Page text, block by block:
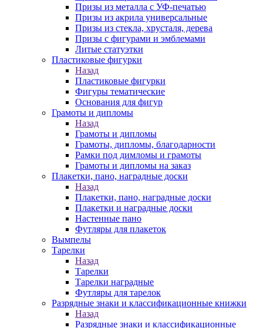
Призы из металла с УФ-печатью
Призы из акрила универсальные
Призы из стекла, хрусталя, дерева
Призы с фигурами и эмблемами
Литые статуэтки
Пластиковые фигурки
Назад
Пластиковые фигурки
Фигуры тематические
Основания для фигур
Грамоты и дипломы
Назад
Грамоты и дипломы
Грамоты, дипломы, благодарности
Рамки под димломы и грамоты
Грамоты и дипломы на заказ
Плакетки, пано, наградные доски
Назад
Плакетки, пано, наградные доски
Плакетки и наградные доски
Настенные пано
Футляры для плакеток
Вымпелы
Тарелки
Назад
Тарелки
Тарелки наградные
Футляры для тарелок
Разрядные знаки и классификационные книжки
Назад
Разрядные знаки и классификационные